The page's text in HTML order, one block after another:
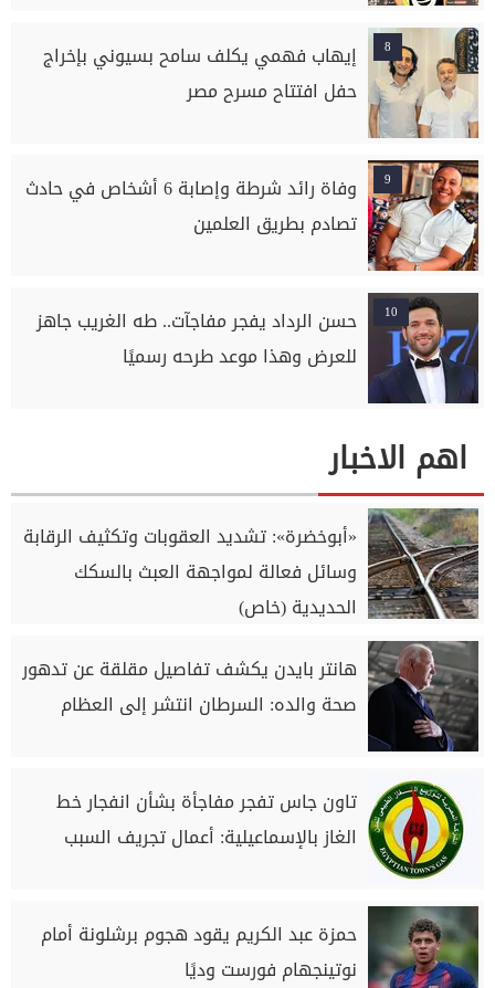
8
إيهاب فهمي يكلف سامح بسيوني بإخراج
حفل افتتاح مسرح مصر
9
وفاة رائد شرطة وإصابة 6 أشخاص في حادث
تصادم بطريق العلمين
10
حسن الرداد يفجر مفاجآت.. طه الغريب جاهز
للعرض وهذا موعد طرحه رسميًا
اهم الاخبار
«أبوخضرة»: تشديد العقوبات وتكثيف الرقابة
وسائل فعالة لمواجهة العبث بالسكك
الحديدية (خاص)
هانتر بايدن يكشف تفاصيل مقلقة عن تدهور
صحة والده: السرطان انتشر إلى العظام
تاون جاس تفجر مفاجأة بشأن انفجار خط
الغاز بالإسماعيلية: أعمال تجريف السبب
حمزة عبد الكريم يقود هجوم برشلونة أمام
نوتينجهام فورست وديًا